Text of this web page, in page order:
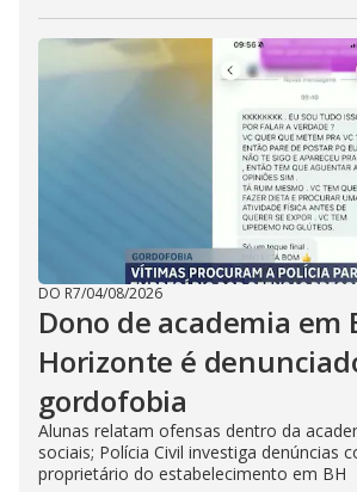
DO R7/04/08/2026
Dono de academia em
Horizonte é
gordofobia
Alunas relatam ofensas dentro da
sociais; Polícia Civil investiga denúncias
proprietário do estabelecimento em BH